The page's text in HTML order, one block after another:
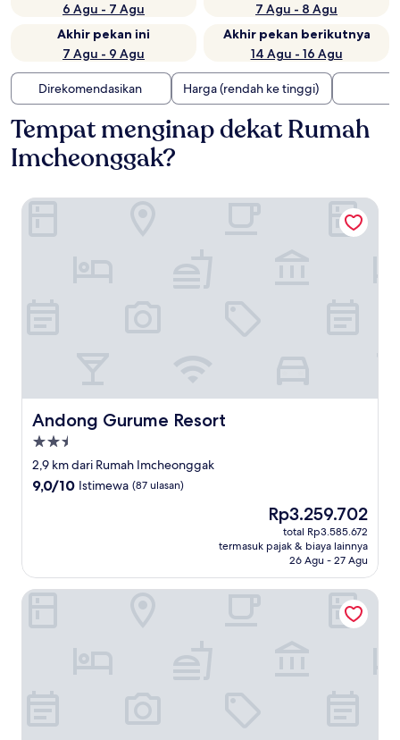
6 Agu - 7 Agu
7 Agu - 8 Agu
Akhir pekan ini
7 Agu - 9 Agu
Akhir pekan berikutnya
14 Agu - 16 Agu
Direkomendasikan Harga (rendah ke tinggi)
Tempat menginap dekat Rumah
Imcheonggak?
Andong Gurume Resort
Andong Gurume Resort
Properti
bintang
2.5
2,9 km dari Rumah Imcheonggak
9.0
9,0/10 Istimewa (87 ulasan)
Harga
sekarang
Rp3.259.702
Rp3.259.702
total Rp3.585.672
termasuk pajak & biaya lainnya
26 Agu - 27 Agu
Andong Gurume Resort
Brown Dot Hotel Andong Taehwa